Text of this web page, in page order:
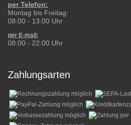
per Telefon:
Montag bis Freitag:
08:00 - 13:00 Uhr
per E-mail:
08:00 - 22:00 Uhr
Zahlungsarten